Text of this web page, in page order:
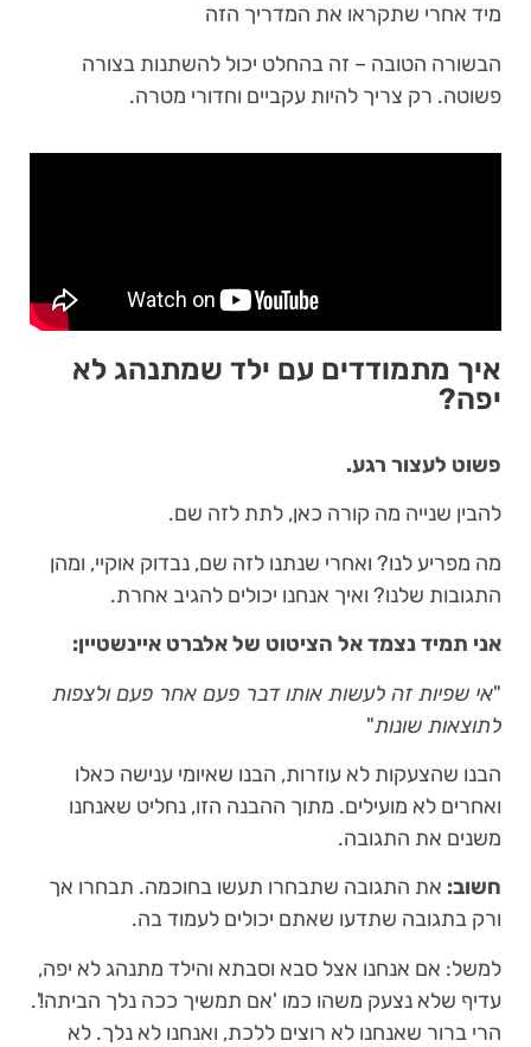
מיד אחרי שתקראו את המדריך הזה
הבשורה הטובה – זה בהחלט יכול להשתנות בצורה
פשוטה. רק צריך להיות עקביים וחדורי מטרה.
איך מתמודדים עם ילד שמתנהג לא
יפה?
פשוט לעצור רגע.
להבין שנייה מה קורה כאן, לתת לזה שם.
מה מפריע לנו? ואחרי שנתנו לזה שם, נבדוק אוקיי, ומהן
התגובות שלנו? ואיך אנחנו יכולים להגיב אחרת.
אני תמיד נצמד אל הציטוט של אלברט איינשטיין:
"אי שפיות זה לעשות אותו דבר פעם אחר פעם ולצפות
לתוצאות שונות"
הבנו שהצעקות לא עוזרות, הבנו שאיומי ענישה כאלו
ואחרים לא מועילים. מתוך ההבנה הזו, נחליט שאנחנו
משנים את התגובה.
חשוב: את התגובה שתבחרו תעשו בחוכמה. תבחרו אך
ורק בתגובה שתדעו שאתם יכולים לעמוד בה.
למשל: אם אנחנו אצל סבא וסבתא והילד מתנהג לא יפה,
עדיף שלא נצעק משהו כמו 'אם תמשיך ככה נלך הביתה!'.
הרי ברור שאנחנו לא רוצים ללכת, ואנחנו לא נלך. לא